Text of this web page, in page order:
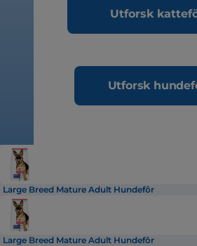
Utforsk
Utforsk
Large Breed Mature Adult Hundefôr
Large Breed Mature Adult Hundefôr